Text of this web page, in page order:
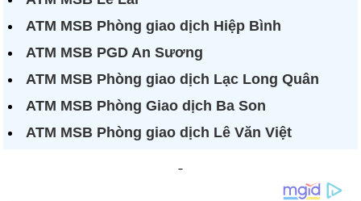
ATM MSB Phòng giao dịch Hiệp Bình
ATM MSB PGD An Sương
ATM MSB Phòng giao dịch Lạc Long Quân
ATM MSB Phòng Giao dịch Ba Son
ATM MSB Phòng giao dịch Lê Văn Việt